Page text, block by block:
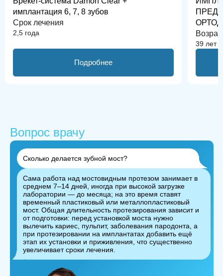
имплантация 6, 7, 8 зубов
Срок лечения
2,5 года
Подробнее
39 лет
Вопрос врачу
Сколько делается зубной мост?
Сама работа над мостовидным протезом занимает в
среднем 7–14 дней, иногда при высокой загрузке
лаборатории — до месяца; на это время ставят
временный пластиковый или металлопластиковый
мост. Общая длительность протезирования зависит и
от подготовки: перед установкой моста нужно
вылечить кариес, пульпит, заболевания пародонта, а
при протезировании на имплантатах добавить ещё
этап их установки и приживления, что существенно
увеличивает сроки лечения.